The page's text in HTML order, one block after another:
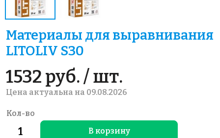
Материалы для выравнивания
LITOLIV S30
1532 руб. / шт.
Цена актуальна на 09.08.2026
Кол-во
В корзину